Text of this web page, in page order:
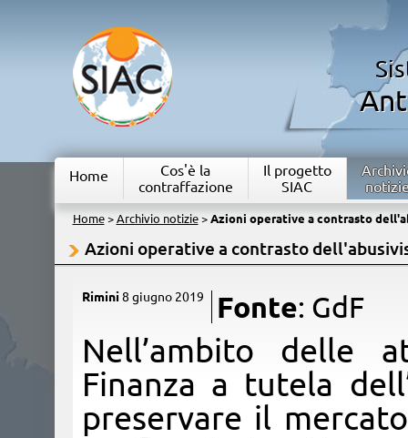
Home
Cos'è la
contraffazione
Il progetto
SIAC
Home> Archivio notizie> Azioni operative a contrasto
Azioni operative a contrasto
Rimini 8 giugno 2019 Fonte: GdF
​Nell’ambito delle
Finanza a tutela
preservare il